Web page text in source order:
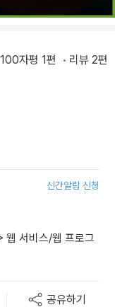
100자평 1편 리뷰 2편
신간알림 신청
웹 서비스/웹 프로그
공유하기